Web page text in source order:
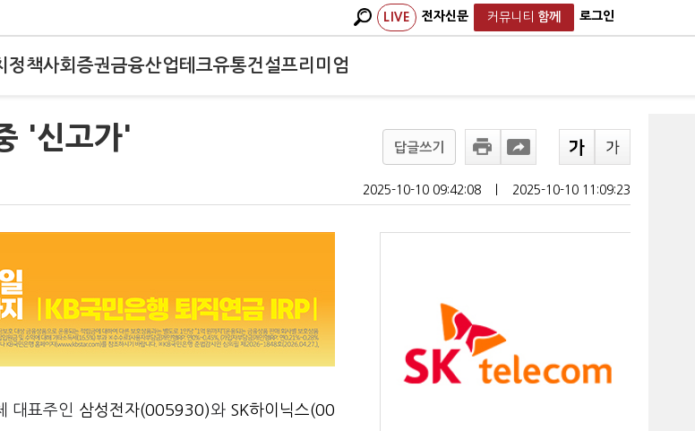
LIVE 전자신문 커뮤니티 함께 로그인
정책사회 증권금융산업테크유통건설프리미엄
'신고가' 답글쓰기
2025-10-10 09:42:08 2025-10-10 11:09:23
대표주인 삼성전자(005930)와 SK하이닉스(00